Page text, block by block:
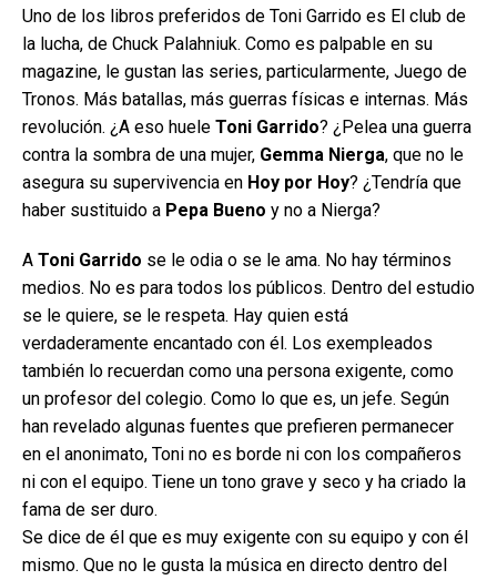
Uno de los libros preferidos de Toni Garrido es El club de
la lucha, de Chuck Palahniuk. Como es palpable en su
magazine, le gustan las series, particularmente, Juego de
Tronos. Más batallas, más guerras físicas e internas. Más
revolución. ¿A eso huele Toni Garrido? ¿Pelea una guerra
contra la sombra de una mujer, Gemma Nierga, que no le
asegura su supervivencia en Hoy por Hoy? ¿Tendría que
haber sustituido a Pepa Bueno y no a Nierga?
A Toni Garrido se le odia o se le ama. No hay términos
medios. No es para todos los públicos. Dentro del estudio
se le quiere, se le respeta. Hay quien está
verdaderamente encantado con él. Los exempleados
también lo recuerdan como una persona exigente, como
un profesor del colegio. Como lo que es, un jefe. Según
han revelado algunas fuentes que prefieren permanecer
en el anonimato, Toni no es borde ni con los compañeros
ni con el equipo. Tiene un tono grave y seco y ha criado la
fama de ser duro.
Se dice de él que es muy exigente con su equipo y con él
mismo. Que no le gusta la música en directo dentro del